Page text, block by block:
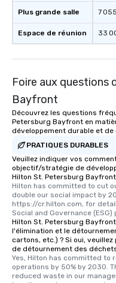
Plus grande salle
Espace de réunion
7
33
Foire aux questions
Bayfront
Découvrez les questions
Petersburg Bayfront en
développement durable et
PRATIQUES DURABLES
Veuillez indiquer vos
objectif/stratégie de
Hilton St. Petersburg
Hilton has committed to cut
double our social impact by
https://cr.hilton.com, for
Social and Governance (ESG)
Hilton St. Petersburg
l'élimination et le
cartons, etc.) ? Si oui,
de détournement des
Yes, Hilton has committed to
operations by 50% by 2030.
reduced waste in our